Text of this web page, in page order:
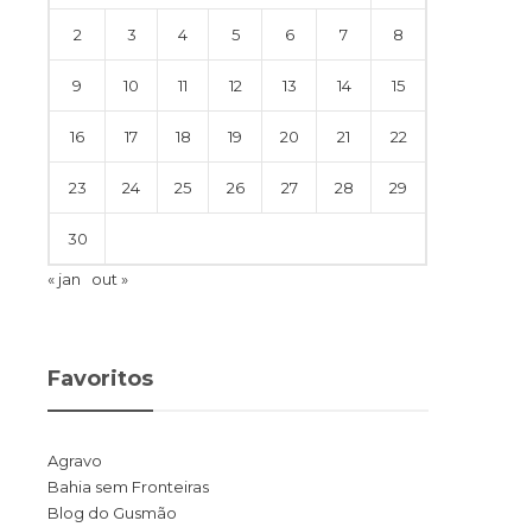
2 3 4 5 6 7 8
9 10 11 12 13 14 15
16 17 18 19 20 21 22
23 24 25 26 27 28 29
30
« jan out »
Favoritos
Agravo
Bahia sem Fronteiras
Blog do Gusmão